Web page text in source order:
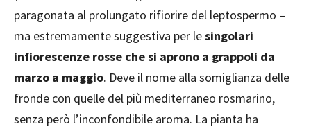
paragonata al prolungato rifiorire del leptospermo –
ma estremamente suggestiva per lesingolari
infiorescenze rosse che si aprono a grappoli da
marzo a maggio. Deve il nome alla somiglianza delle
fronde con quelle del più mediterraneo rosmarino,
senza però l’inconfondibile aroma. La pianta ha